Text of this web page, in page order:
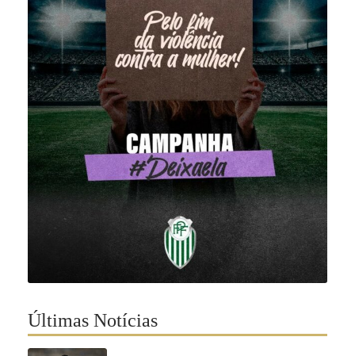
Últimas Notícias